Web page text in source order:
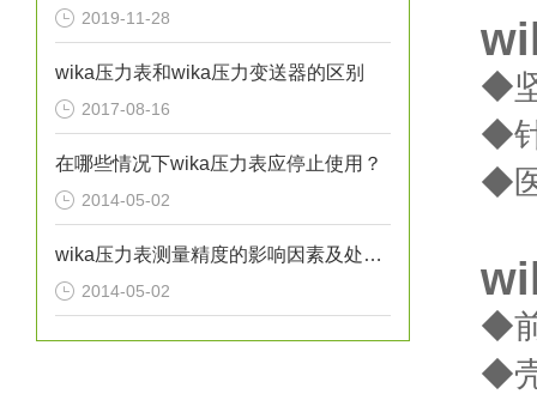
2019-11-28
wika压力表和wika压力变送器的区别
2017-08-16
在哪些情况下wika压力表应停止使用？
2014-05-02
wika压力表测量精度的影响因素及处理方法分析
2014-05-02
◆
◆
◆
◆
◆